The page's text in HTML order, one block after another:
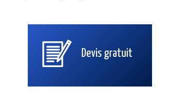
Devis gratuit